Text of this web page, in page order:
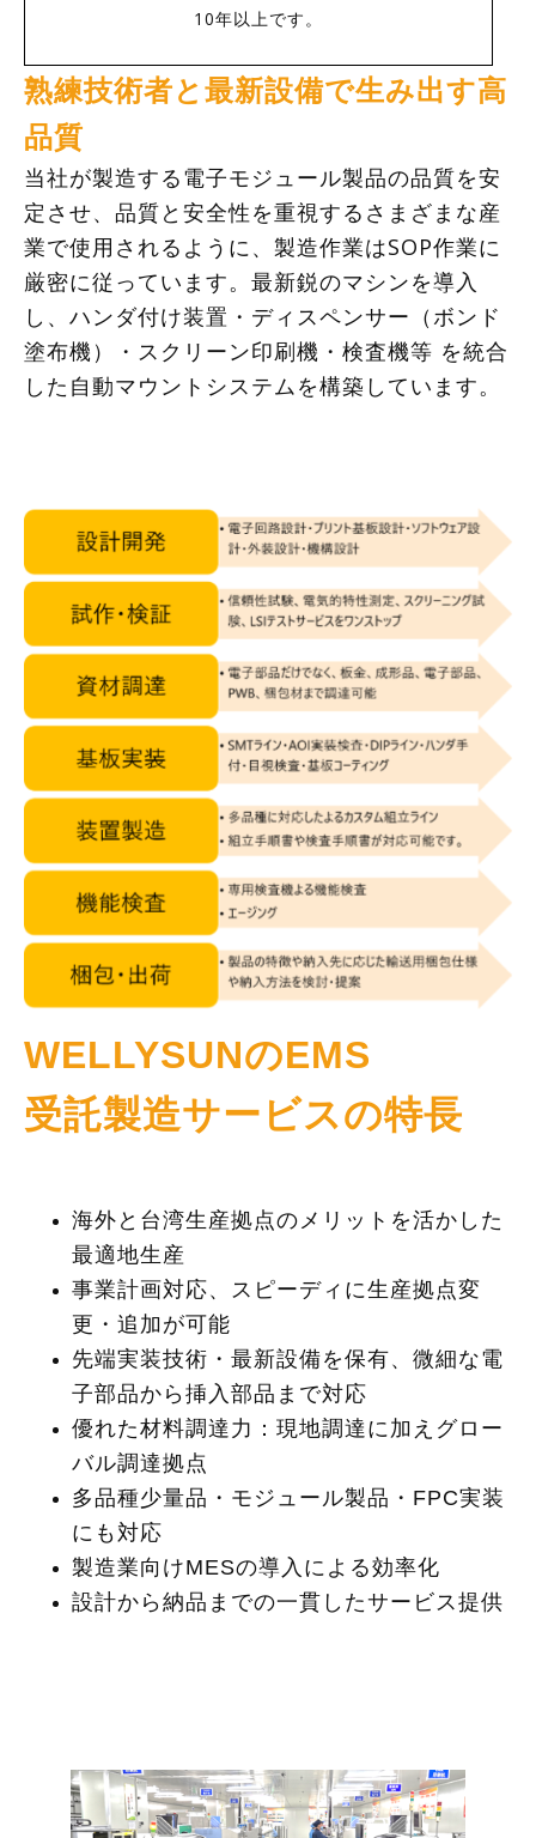
10年以上です。
熟練技術者と最新設備で生み出す高
品質
当社が製造する電子モジュール製品の品質を安
定させ、品質と安全性を重視するさまざまな産
業で使用されるように、製造作業はSOP作業に
厳密に従っています。最新鋭のマシンを導入
し、ハンダ付け装置・ディスペンサー（ボンド
塗布機）・スクリーン印刷機・検査機等 を統合
した自動マウントシステムを構築しています。
WELLYSUNのEMS
受託製造サービスの特長
海外と台湾生産拠点のメリットを活かした
最適地生産
事業計画対応、スピーディに生産拠点変
更・追加が可能
先端実装技術・最新設備を保有、微細な電
子部品から挿入部品まで対応
優れた材料調達力：現地調達に加えグロー
バル調達拠点
多品種少量品・モジュール製品・FPC実装
にも対応
製造業向けMESの導入による効率化
設計から納品までの一貫したサービス提供